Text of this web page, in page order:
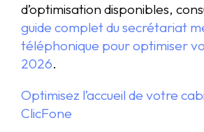
d’optimisation disponibles,
guide complet du secrétariat
téléphonique pour optimiser
2026.
Optimisez l’accueil de votre
ClicFone